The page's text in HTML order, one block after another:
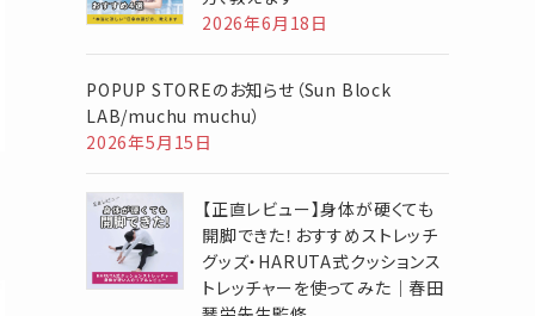
2026年6月18日
POPUP STOREのお知らせ（Sun Block
LAB/muchu muchu）
2026年5月15日
【正直レビュー】身体が硬くても
開脚できた！おすすめストレッチ
グッズ・HARUTA式クッションス
トレッチャーを使ってみた｜春田